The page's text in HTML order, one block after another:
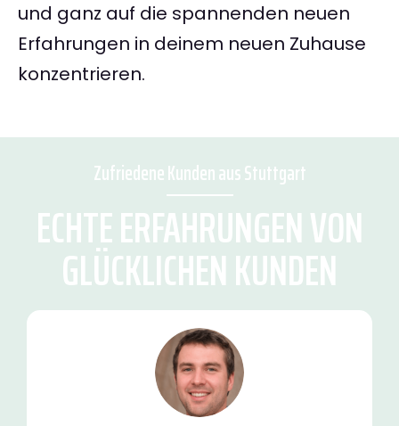
und ganz auf die spannenden neuen
Erfahrungen in deinem neuen Zuhause
konzentrieren.
Zufriedene Kunden aus Stuttgart
ECHTE ERFAHRUNGEN VON
GLÜCKLICHEN KUNDEN